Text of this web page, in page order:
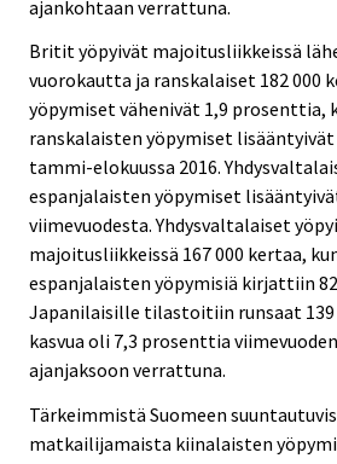
ajankohtaan verrattuna.
Britit yöpyivät majoitusliikkeissä
vuorokautta ja ranskalaiset 182 000
yöpymiset vähenivät 1,9 prosenttia,
ranskalaisten yöpymiset
tammi-elokuussa 2016.
espanjalaisten yöpymiset
viimevuodesta. Yhdysvaltalaiset
majoitusliikkeissä 167 000 kertaa,
espanjalaisten yöpymisiä kirjattiin
Japanilaisille tilastoitiin runsaat 139
kasvua oli 7,3 prosenttia
ajanjaksoon verrattuna.
Tärkeimmistä Suomeen
matkailijamaista kiinalaisten